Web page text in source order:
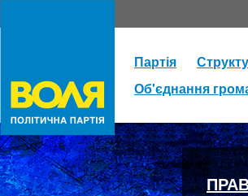
Партія
Об'єднання